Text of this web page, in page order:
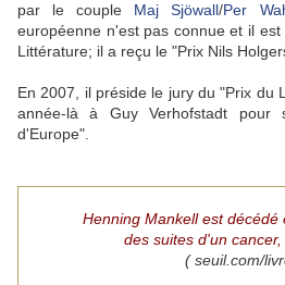
par le couple Maj Sjöwall/Per
européenne n'est pas connue et il
Littérature; il a reçu le "Prix Nils
En 2007, il préside le jury du "Prix du
année-là à Guy Verhofstadt pour
d'Europe".
Henning Mankell est décédé
des suites d'un
(seuil.com/